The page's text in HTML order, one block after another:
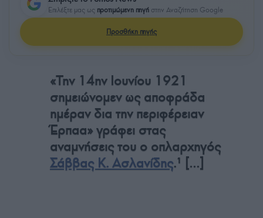
Επιλέξτε μας ως προτιμώμενη πηγή στην Αναζήτηση Google
Προσθήκη πηγής
«Την 14ην Ιουνίου 1921
σημειώνομεν ως αποφράδα
ημέραν δια την περιφέρειαν
Έρπαα» γράφει στας
αναμνήσεις του ο οπλαρχηγός
Σάββας Κ. Ασλανίδης.¹ […]